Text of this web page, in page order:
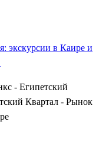
экскурсии в Каире и
- Египетский
Квартал - Рынок